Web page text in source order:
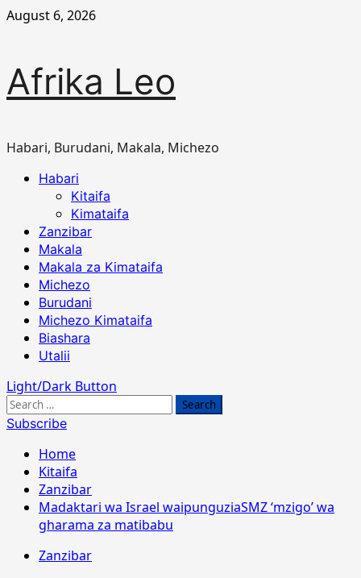
Skip
August 6, 2026
Afrika Leo
Habari, Burudani, Makala, Michezo
PrimaryHabari
Kitaifa
Kimataifa
Zanzibar
Makala
Makala za Kimataifa
Michezo
Burudani
Michezo Kimataifa
Biashara
Utalii
Light/Dark Button
Search
for:
Subscribe
Home
Kitaifa
Zanzibar
Madaktari wa Israel waipunguziaSMZ ‘mzigo’ wa
gharama za matibabu
Zanzibar